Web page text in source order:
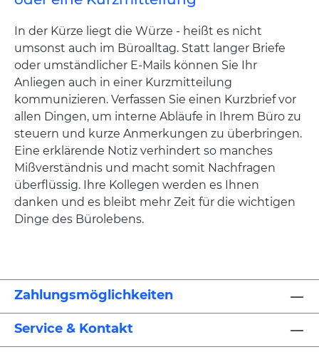
In der Kürze liegt die Würze - heißt es nicht
umsonst auch im Büroalltag. Statt langer Briefe
oder umständlicher E-Mails können Sie Ihr
Anliegen auch in einer Kurzmitteilung
kommunizieren. Verfassen Sie einen Kurzbrief vor
allen Dingen, um interne Abläufe in Ihrem Büro zu
steuern und kurze Anmerkungen zu überbringen.
Eine erklärende Notiz verhindert so manches
Mißverständnis und macht somit Nachfragen
überflüssig. Ihre Kollegen werden es Ihnen
danken und es bleibt mehr Zeit für die wichtigen
Dinge des Bürolebens.
Zahlungsmöglichkeiten
Service & Kontakt